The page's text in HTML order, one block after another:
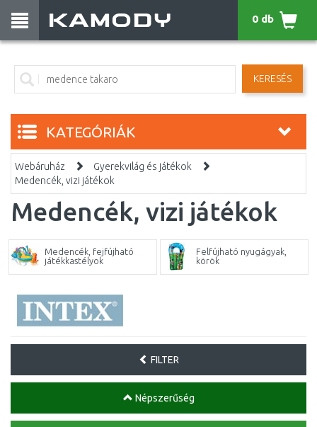
KERESÉS
0 db
KATEGÓRIÁK
Webáruház
Gyerekvilág és játékok
Medencék, vizi játékok
Medencék, vizi játékok
Medencék, fejfújható
játékkastélyok
Felfújható nyugágyak,
körök
FILTER
Népszerűség